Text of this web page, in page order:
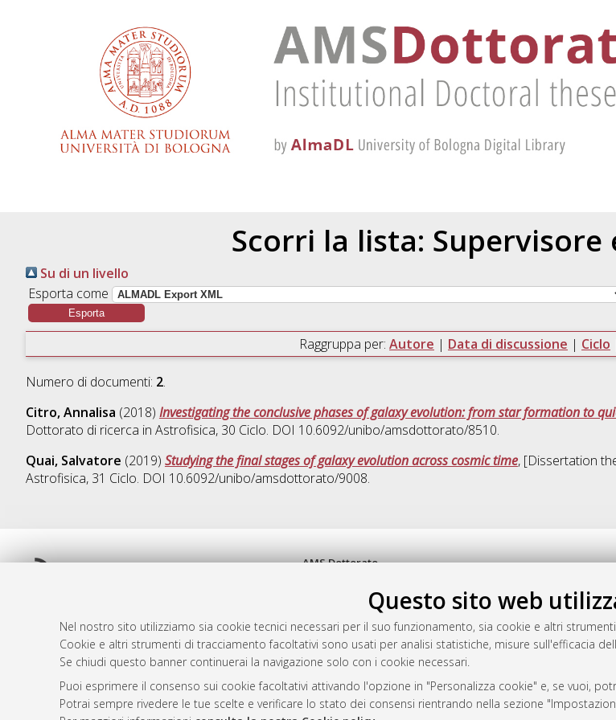
Questo sito web
Nel nostro sito utilizziamo sia cookie tecnici necessari per il suo funzionamento, sia cookie e altri
Cookie e altri strumenti di tracciamento facoltativi sono usati per analisi statistiche, misure sull'efficacia
Se chiudi questo banner continuerai la navigazione solo con i cookie necessari.
Puoi esprimere il consenso sui cookie facoltativi attivando l'opzione in "Personalizza cookie" e, se vuoi,
Potrai sempre rivedere le tue scelte e verificare lo stato dei consensi rientrando nella sezione
Scorri la lista: Supervisore
Su di un livello
Esporta come
Raggruppa per: Autore | Data di discussione | Ciclo
Numero di documenti: 2.
Citro, Annalisa (2018) Investigating the conclusive phases of galaxy evolution: from star formation to
Dottorato di ricerca in Astrofisica, 30 Ciclo. DOI 10.6092/unibo/amsdottorato/8510.
Quai, Salvatore (2019) Studying the final stages of galaxy evolution across cosmic time, [Dissertation
Astrofisica, 31 Ciclo. DOI 10.6092/unibo/amsdottorato/9008.
Atom
Rss 2.0
AMS Dottorato
Servizio implementato e gestito daAlmaDL
Impostazioni Cookie
Informativa sulla privacy
Condizioni d’uso del sito